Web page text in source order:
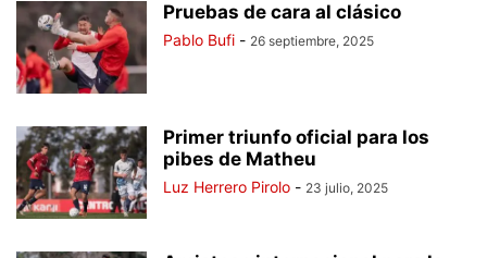
Pruebas de cara al clásico
Pablo Bufi - 26 septiembre, 2025
Primer triunfo oficial para los
pibes de Matheu
Luz Herrero Pirolo - 23 julio, 2025